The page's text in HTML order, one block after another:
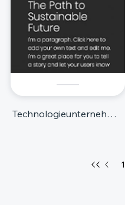
Technologieunternehmen
1